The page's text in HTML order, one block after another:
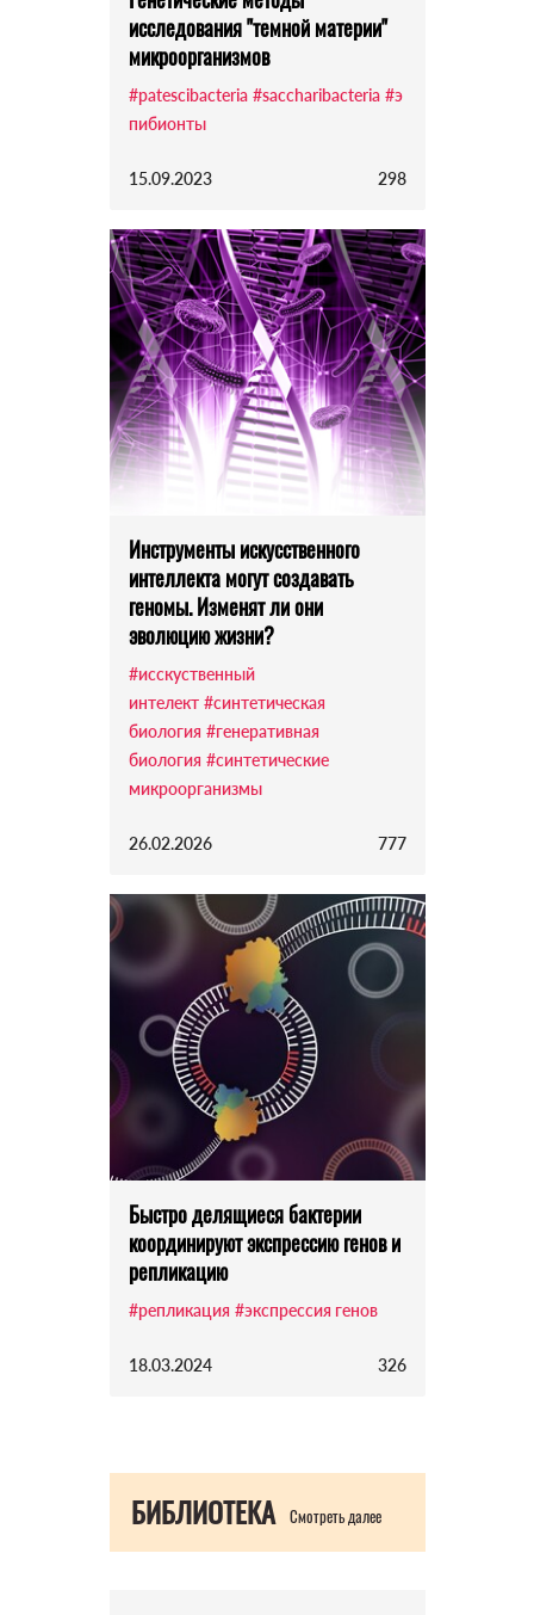
исследования "темной материи"
микроорганизмов
#patescibacteria #saccharibacteria #э
пибионты
15.09.2023 298
Инструменты искусственного
интеллекта могут создавать
геномы. Изменят ли они
эволюцию жизни?
#исскуственный
интелект #синтетическая
биология #генеративная
биология #синтетические
микроорганизмы
26.02.2026 777
Быстро делящиеся бактерии
координируют экспрессию генов и
репликацию
#репликация #экспрессия генов
18.03.2024 326
БИБЛИОТЕКА Смотреть далее